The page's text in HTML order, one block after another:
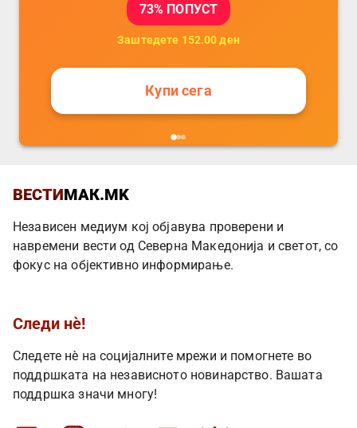
73% ПОПУСТ
Заштедете 152.00 ден
Купи сега
ВЕСТИМАК.MK
Независен медиум кој објавува проверени и
навремени вести од Северна Македонија и светот, со
фокус на објективно информирање.
Следи нè!
Следете нè на социјалните мрежи и помогнете во
поддршката на независното новинарство. Вашата
поддршка значи многу!